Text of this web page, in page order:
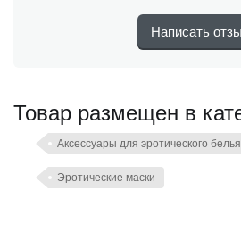
Написать
Товар размещен в
Аксессуары для эротического белья
Эротические маски